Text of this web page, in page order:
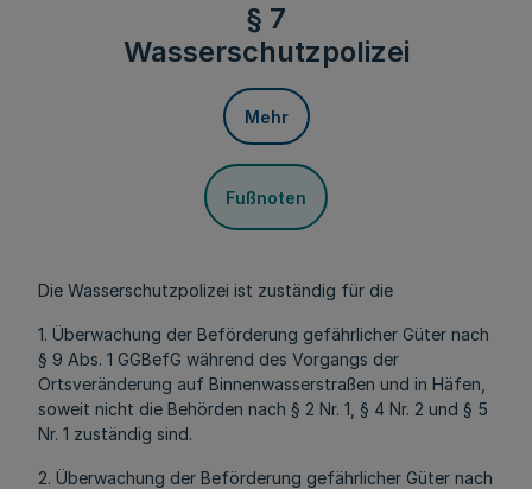
§ 7
Wasserschutzpolizei
Mehr
Fußnoten
Die Wasserschutzpolizei ist zuständig für die
1. Überwachung der Beförderung gefährlicher Güter nach
§ 9 Abs. 1 GGBefG während des Vorgangs der
Ortsveränderung auf Binnenwasserstraßen und in Häfen,
soweit nicht die Behörden nach § 2 Nr. 1, § 4 Nr. 2 und § 5
Nr. 1 zuständig sind.
2. Überwachung der Beförderung gefährlicher Güter nach